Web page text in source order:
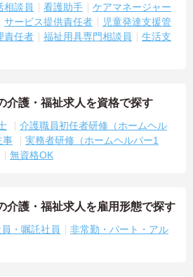
相談員 看護助手
ケアマネージャー
サービス提供責任者
児童発達支援管
責任者 福祉用具専門相談員
生活支
介護・福祉求人を資格で探す
介護職員初任者研修（ホームヘル
事
実務者研修（ホームヘルパー1
無資格OK
介護・福祉求人を雇用形態で探す
・嘱託社員
非常勤・パート・アル